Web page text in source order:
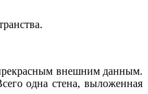
внешним данным.
одна стена, выложенная